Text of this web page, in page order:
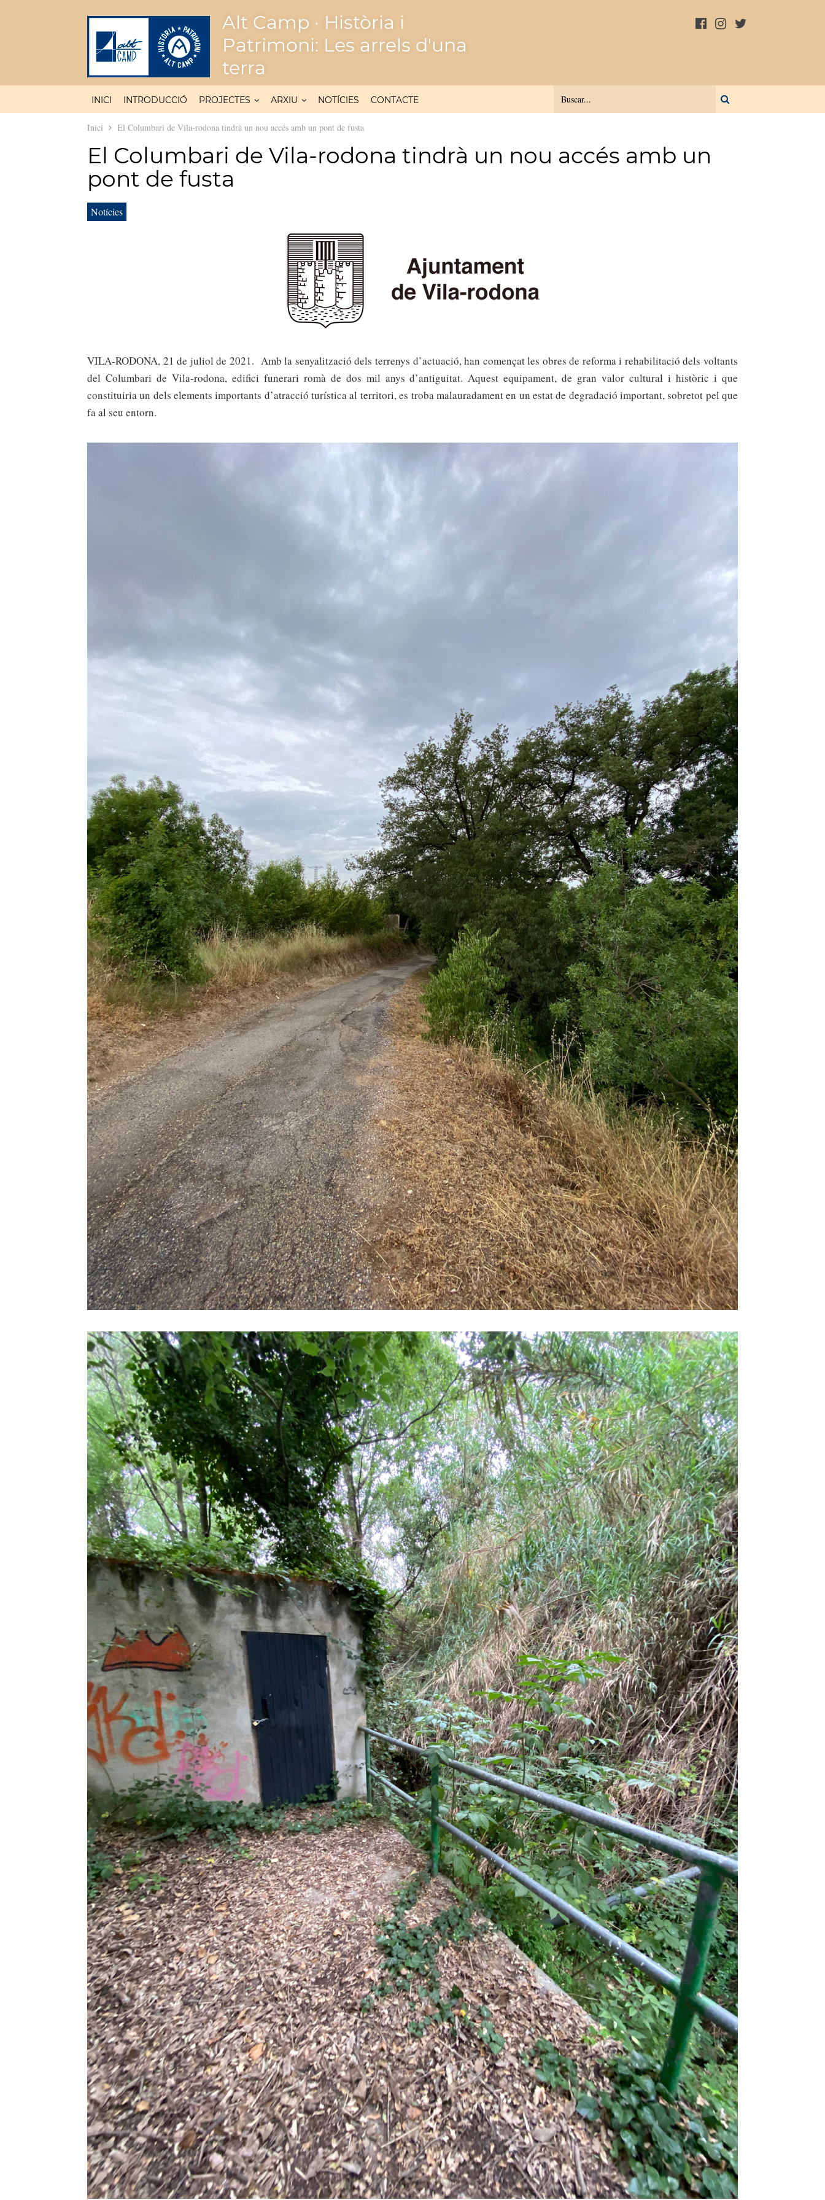
Alt Camp · Història i
Patrimoni: Les arrels d'una
terra
INICI INTRODUCCIÓ PROJECTES ARXIU NOTÍCIES CONTACTE
Inici El Columbari de Vila-rodona tindrà un nou accés amb un pont de fusta
El Columbari de Vila-rodona tindrà un nou accés amb un
pont de fusta
Notícies
VILA-RODONA, 21 de juliol de 2021. Amb la senyalitzaciódels terrenys d’actuació, han començat les obres de reforma i rehabilitaciódels voltants
del Columbari de Vila-rodona, edifici funerari romà de dos mil anys d’antiguitat.Aquest equipament, de gran valor cultural i històric i que
constituiria un dels elements importants d’atracció turística al territori, es troba malauradament en un estat de degradació important, sobretot pel que
fa al seu entorn.